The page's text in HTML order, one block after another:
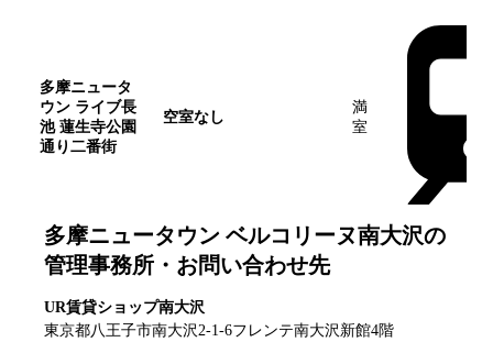
多摩ニュータ
ウン ライブ長
池 蓮生寺公園
通り二番街
空室なし
満
室
多摩ニュータウン ベルコリーヌ南大沢の
管理事務所・お問い合わせ先
UR賃貸ショップ南大沢
東京都八王子市南大沢2-1-6フレンテ南大沢新館4階